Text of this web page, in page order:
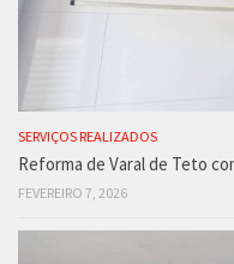
SERVIÇOS REALIZADOS
Reforma de Varal de Teto
FEVEREIRO 7, 2026